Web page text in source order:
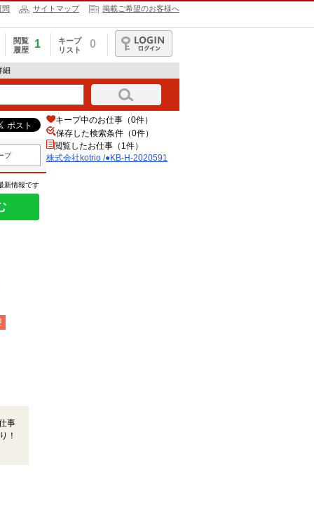
問 サイトマップ 掲載ご希望のお客様へ
閲覧
履歴
1
キープ
リスト
0
ログイン
細
プ
新情報です
事
！
キープ中のお仕事（0件）
保存した検索条件（0件）
閲覧したお仕事（1件）
株式会社kotrio /●KB-H-2020591